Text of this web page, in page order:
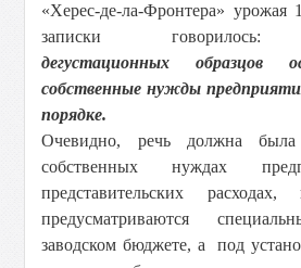
«Херес-де-ла-Фронтера» урожая
записки
дегустационных образцов
собственные нужды
порядке.
Очевидно, речь должна
собственных нуждах
представительских
предусматриваются
заводском бюджете, а под